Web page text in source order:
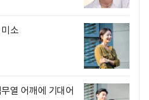
소
열 어깨에 기대어